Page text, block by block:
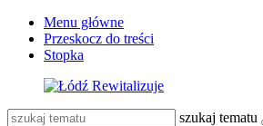
Menu główne
Przeskocz do treści
Stopka
szukaj tematu